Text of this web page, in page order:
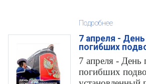
Подробнее
7 апреля -
погибших
7 апреля - День
погибших